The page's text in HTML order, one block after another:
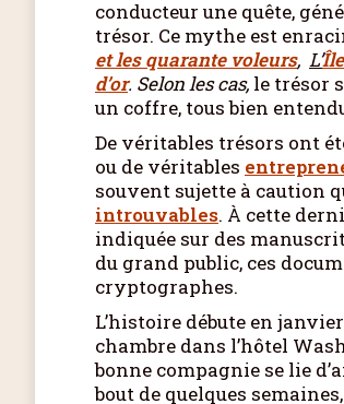
conducteur une quête,
trésor. Ce mythe est
et les quarante voleurs, L’
d’or. Selon les cas, le trésor
un coffre, tous bien
De véritables trésors ont
ou de véritables
souvent sujette à caution
introuvables. À cette
indiquée sur des
du grand public, ces
cryptographes.
L’histoire débute en
chambre dans l’hôtel
bonne compagnie se lie
bout de quelques